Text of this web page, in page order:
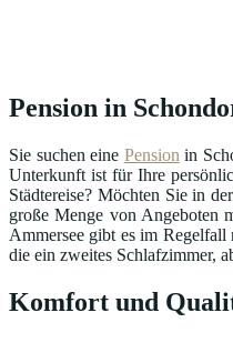
Pension in
Sie suchen eine Pension in
Unterkunft ist für Ihre
Städtereise? Möchten Sie in
große Menge von Angeboten
Ammersee gibt es im
die ein zweites Schlafzimmer,
Komfort und